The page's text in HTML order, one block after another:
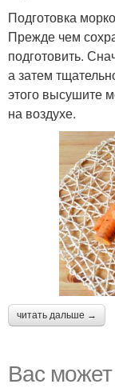
Подготовка
Прежде чем
подготовить.
а затем
этого высушите
на воздухе.
читать дальше →
Вас